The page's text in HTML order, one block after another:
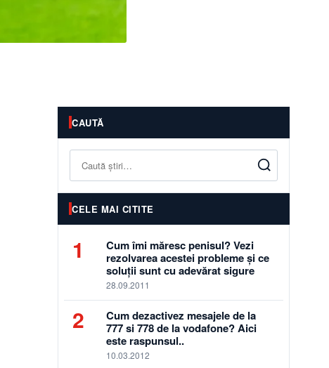
CAUTĂ
Caută
CELE MAI CITITE
1
Cum îmi măresc penisul? Vezi
rezolvarea acestei probleme și ce
soluții sunt cu adevărat sigure
28.09.2011
2
Cum dezactivez mesajele de la
777 si 778 de la vodafone? Aici
este raspunsul..
10.03.2012